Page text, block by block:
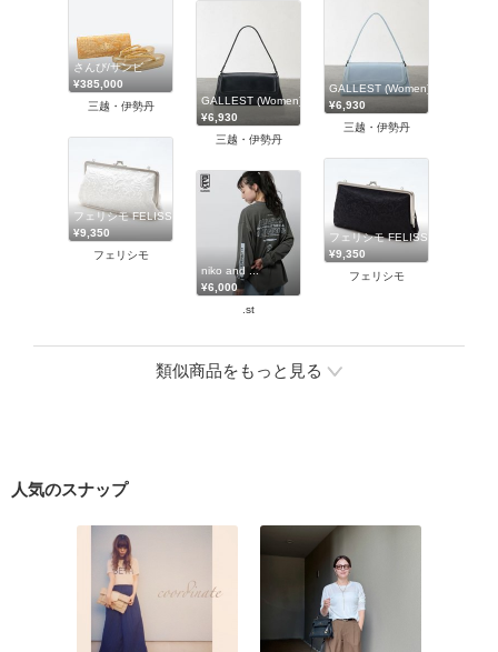
さんび/サンビ
¥385,000
三越・伊勢丹
GALLEST (Women)/ギャレスト
¥6,930
三越・伊勢丹
GALLEST (Women)/ギャレスト
¥6,930
三越・伊勢丹
フェリシモ FELISSIMO
¥9,350
フェリシモ
フェリシモ FELISSIMO
¥9,350
フェリシモ
niko and ...
¥6,000
.st
類似商品をもっと見る
人気のスナップ